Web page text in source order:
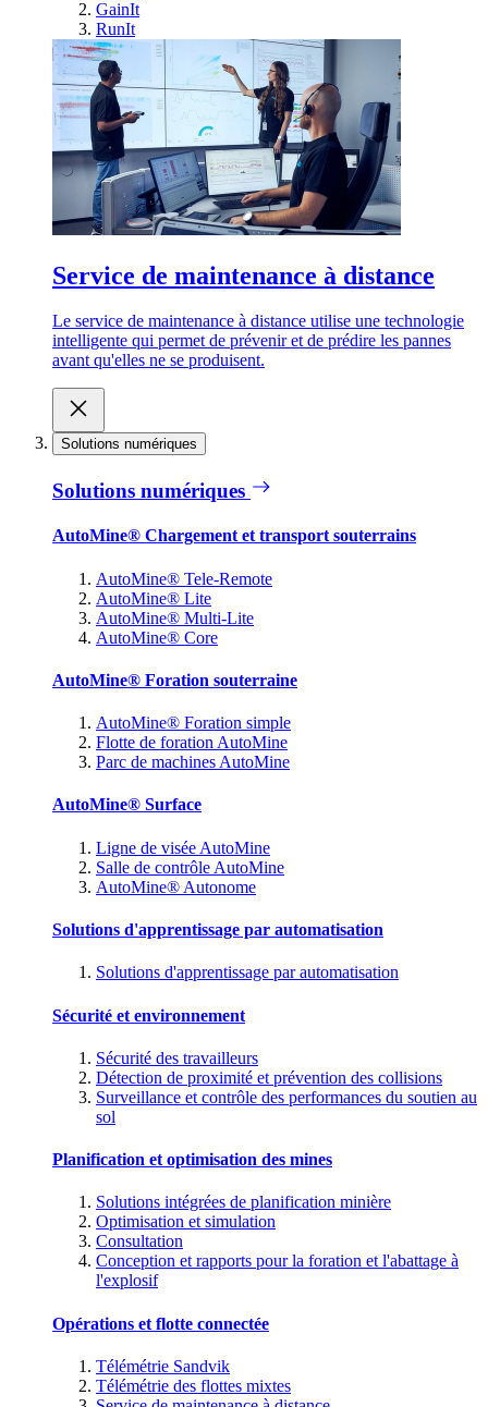
GainIt
RunIt
Service de maintenance à distance
Le service de maintenance à distance utilise une technologie
intelligente qui permet de prévenir et de prédire les pannes
avant qu'elles ne se produisent.
Solutions numériques
Solutions numériques
AutoMine® Chargement et transport souterrains
AutoMine® Tele-Remote
AutoMine® Lite
AutoMine® Multi-Lite
AutoMine® Core
AutoMine® Foration souterraine
AutoMine® Foration simple
Flotte de foration AutoMine
Parc de machines AutoMine
AutoMine® Surface
Ligne de visée AutoMine
Salle de contrôle AutoMine
AutoMine® Autonome
Solutions d'apprentissage par automatisation
Solutions d'apprentissage par automatisation
Sécurité et environnement
Sécurité des travailleurs
Détection de proximité et prévention des collisions
Surveillance et contrôle des performances du soutien au
sol
Planification et optimisation des mines
Solutions intégrées de planification minière
Optimisation et simulation
Consultation
Conception et rapports pour la foration et l'abattage à
l'explosif
Opérations et flotte connectée
Télémétrie Sandvik
Télémétrie des flottes mixtes